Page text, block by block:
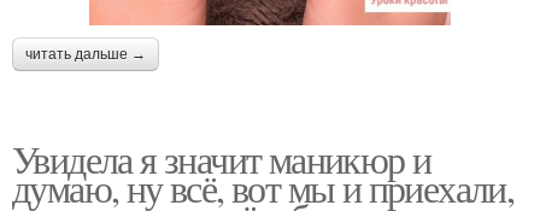
читать дальше →
Увидела я значит маникюр и
думаю, ну всё, вот мы и приехали,